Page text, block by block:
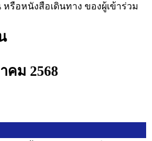
รือหนังสือเดินทาง ของผู้เข้าร่วม
คม 2568